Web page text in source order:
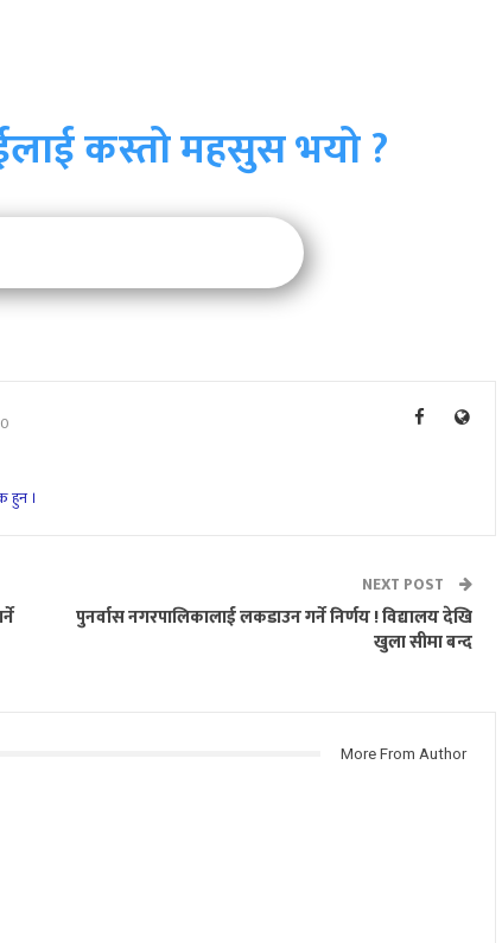
कस्तो महसुस भयो ?
0
हुन ।
NEXT POST
पुनर्वास नगरपालिकालाई लकडाउन गर्ने निर्णय ! विद्यालय देखि
खुला सीमा बन्द
More From Author